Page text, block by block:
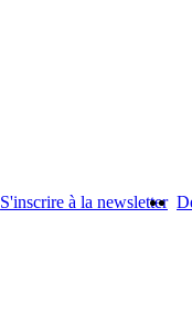
S'inscrire à la newsletter